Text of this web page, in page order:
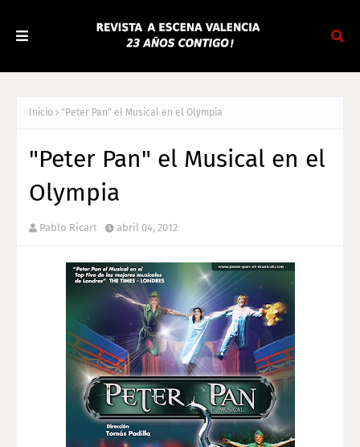
Inicio "Peter Pan" el Musical en el Olympia
"Peter Pan" el Musical en el
Olympia
Pablo Ricart abril 04, 2012